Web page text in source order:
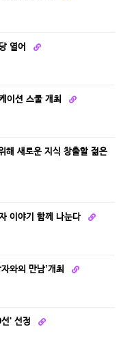
열어
이션 스쿨 개최
해 새로운 지식 창출할 젊은
이야기 함께 나눈다
와의 만남’개최
' 선정